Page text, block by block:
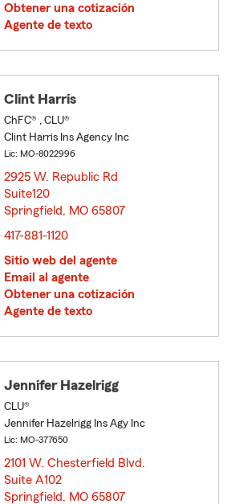
Obtener una cotización
Agente de texto
Clint Harris
ChFC® , CLU®
Clint Harris Ins Agency Inc
Lic: MO-8022996
2925 W. Republic Rd
Suite120
Springfield, MO 65807
417-881-1120
Sitio web del agente
Email al agente
Obtener una cotización
Agente de texto
Jennifer Hazelrigg
CLU®
Jennifer Hazelrigg Ins Agy Inc
Lic: MO-377650
2101 W. Chesterfield Blvd.
Suite A102
Springfield, MO 65807